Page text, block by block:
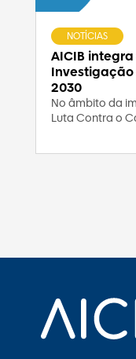
AICIB
Investigação
2030
NOTÍCIAS
No âmbito da
Luta Contra o